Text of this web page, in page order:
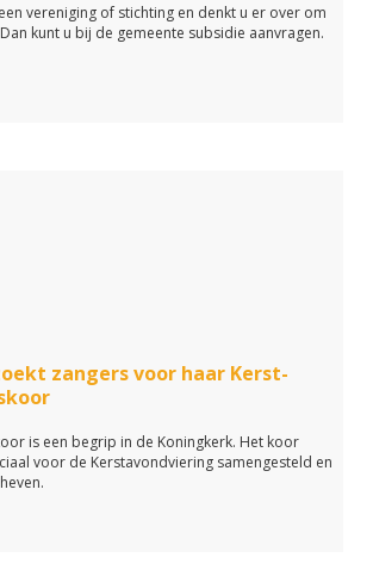
vereniging of stichting en denkt u er over om
kunt u bij de gemeente subsidie aanvragen.
zangers voor haar Kerst-
is een begrip in de Koningkerk. Het koor
voor de Kerstavondviering samengesteld en